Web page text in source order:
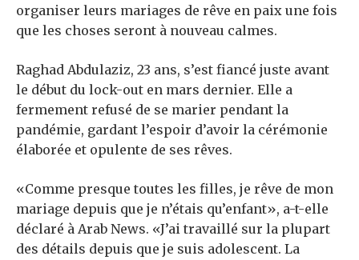
organiser leurs mariages de rêve en paix une fois
que les choses seront à nouveau calmes.
Raghad Abdulaziz, 23 ans, s’est fiancé juste avant
le début du lock-out en mars dernier. Elle a
fermement refusé de se marier pendant la
pandémie, gardant l’espoir d’avoir la cérémonie
élaborée et opulente de ses rêves.
«Comme presque toutes les filles, je rêve de mon
mariage depuis que je n’étais qu’enfant», a-t-elle
déclaré à Arab News. «J’ai travaillé sur la plupart
des détails depuis que je suis adolescent. La